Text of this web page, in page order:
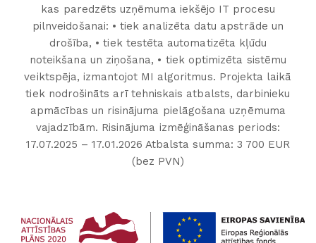
kas paredzēts uzņēmuma iekšējo IT procesu
pilnveidošanai: • tiek analizēta datu apstrāde un
drošība, • tiek testēta automatizēta kļūdu
noteikšana un ziņošana, • tiek optimizēta sistēmu
veiktspēja, izmantojot MI algoritmus. Projekta laikā
tiek nodrošināts arī tehniskais atbalsts, darbinieku
apmācības un risinājuma pielāgošana uzņēmuma
vajadzībām. Risinājuma izmēģināšanas periods:
17.07.2025 – 17.01.2026 Atbalsta summa: 3 700 EUR
(bez PVN)